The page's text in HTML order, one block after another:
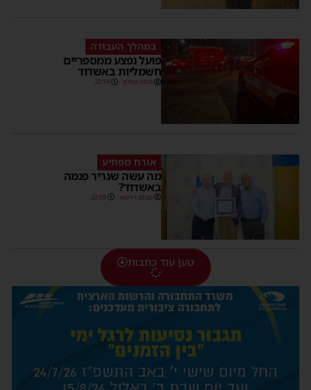
במהלך העבודה
פועל נפצע ממספריים
חשמליות באשדוד
משה קאהן 22:14
אורח מפתיע
מה עשה שגריר פנמה
באשדוד?
מנחם דויטש 22:08
טען עוד כתבות